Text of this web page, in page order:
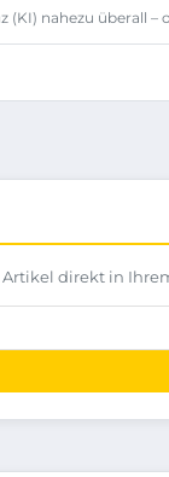
nahezu überall –
direkt in